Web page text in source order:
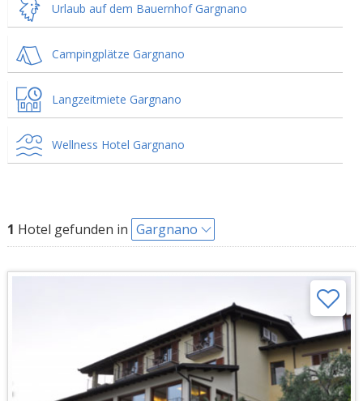
Urlaub auf dem Bauernhof Gargnano
Campingplätze Gargnano
Langzeitmiete Gargnano
Wellness Hotel Gargnano
1 Hotel gefunden in Gargnano